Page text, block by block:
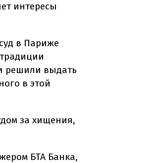
интересы
в Париже
решили выдать
в этой
за хищения,
БТА Банка,